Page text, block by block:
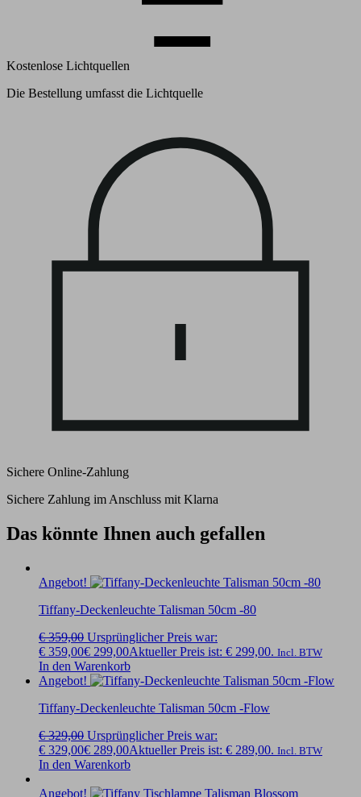
Kostenlose Lichtquellen
Die Bestellung umfasst die Lichtquelle
Sichere Online-Zahlung
Sichere Zahlung im Anschluss mit Klarna
Das könnte Ihnen auch gefallen
Angebot!
Tiffany-Deckenleuchte Talisman 50cm -80
€359,00 Ursprünglicher Preis war:
€ 359,00€ 299,00Aktueller Preis ist: € 299,00. Incl. BTW
In den Warenkorb
Angebot!
Tiffany-Deckenleuchte Talisman 50cm -Flow
€329,00 Ursprünglicher Preis war:
€ 329,00€ 289,00Aktueller Preis ist: € 289,00. Incl. BTW
In den Warenkorb
Angebot!